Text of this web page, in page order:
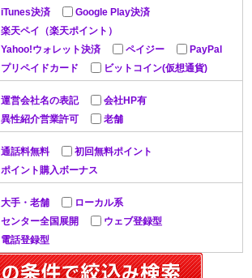
iTunes決済
Google Play決済
楽天ペイ（楽天ポイント）
Yahoo!ウォレット決済
ペイジー
PayPal
プリペイドカード
ビットコイン(仮想通貨)
運営会社名の表記
会社HP有
異性紹介営業許可
老舗
通話料無料
初回無料ポイント
ポイント購入ボーナス
大手・老舗
ローカル系
センター全国展開
ウェブ登録型
電話登録型